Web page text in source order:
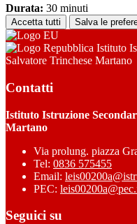
Durata: 30 minuti
Accetta tutti Salva le
Istituto
Salvatore Trinchese Martano
Contatti
Istituto Istruzione
Martano
Via prolung. piazza
Tel: 0836 575455
Email:
PEC:
Seguici su